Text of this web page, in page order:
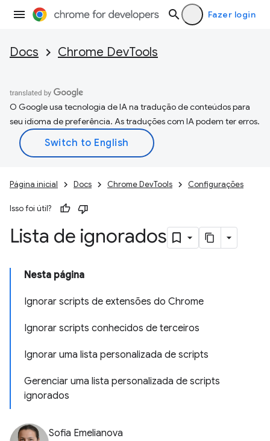
Fazer login
Docs Chrome DevTools
O Google usa tecnologia de IA na tradução de conteúdos para
seu idioma de preferência. As traduções com IA podem ter erros.
Página inicial Docs Chrome DevTools Configurações
Isso foi útil?
Lista de ignorados
Nesta página
Ignorar scripts de extensões do Chrome
Ignorar scripts conhecidos de terceiros
Ignorar uma lista personalizada de scripts
Gerenciar uma lista personalizada de scripts
ignorados
Sofia Emelianova